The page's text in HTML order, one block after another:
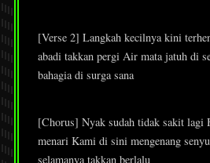
[Verse 2] Langkah kecilnya kini
abadi takkan pergi Air mata jatuh di
bahagia di surga sana
[Chorus] Nyak sudah tidak sakit lagi
menari Kami di sini mengenang
selamanya takkan berlalu